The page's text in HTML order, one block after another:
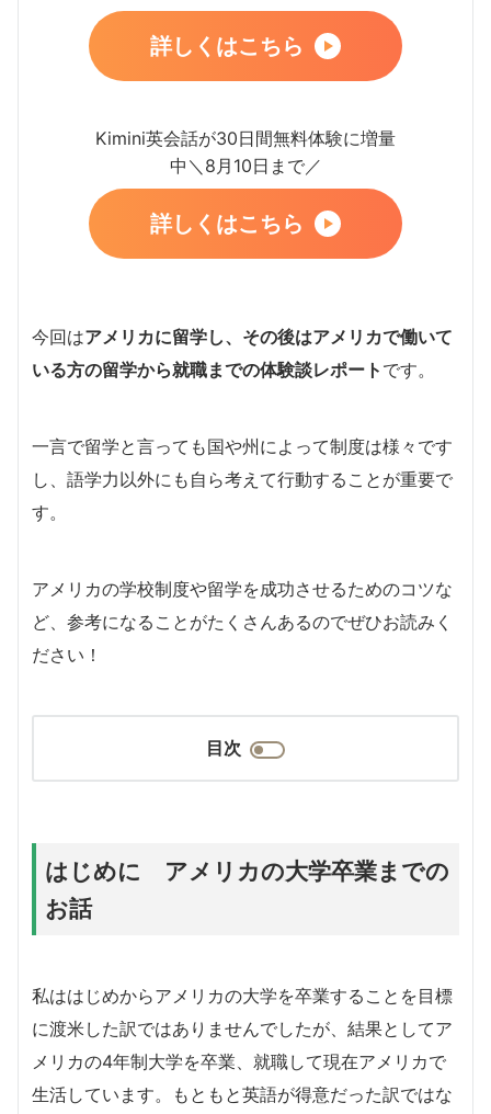
詳しくはこちら
Kimini英会話が30日間無料体験に増量
中＼8月10日まで／
詳しくはこちら
今回はアメリカに留学し、その後はアメリカで働いて
いる方の留学から就職までの体験談レポート です。
一言で留学と言っても国や州によって制度は様々です
し、語学力以外にも自ら考えて行動することが重要で
す。
アメリカの学校制度や留学を成功させるためのコツな
ど、参考になることがたくさんあるのでぜひお読みく
ださい！
目次
はじめに アメリカの大学卒業までの
お話
私ははじめからアメリカの大学を卒業することを目標
に渡米した訳ではありませんでしたが、結果としてア
メリカの4年制大学を卒業、就職して現在アメリカで
生活しています。もともと英語が得意だった訳ではな